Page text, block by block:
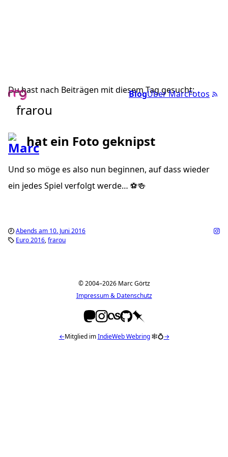
BlogÜber MarcFotos
Du hast nach Beiträgen mit diesem Tag gesucht:
frarou
hat ein Foto geknipst
Und so möge es also nun beginnen, auf dass wieder
ein jedes Spiel verfolgt werde… ⚽️🍻
Abends am 10. Juni 2016
Euro 2016 frarou
© 2004–2026 Marc Görtz
Impressum & Datenschutz
←Mitglied imIndieWeb Webring🕸💍→